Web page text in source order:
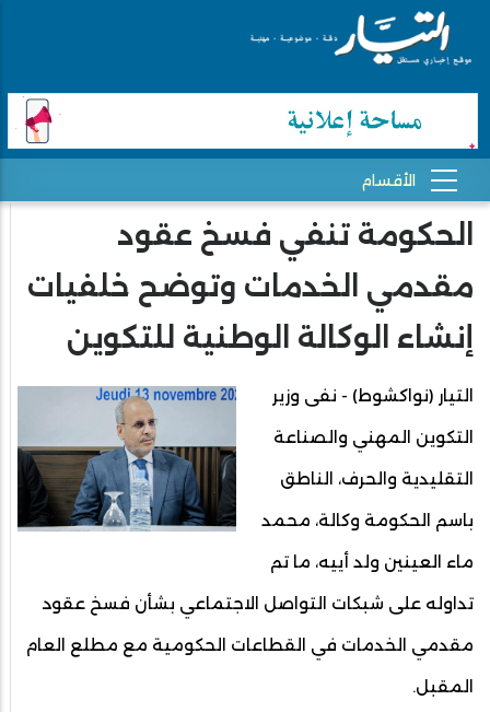
الحكومة تنفي فسخ عقود
مقدمي الخدمات وتوضح خلفيات
إنشاء الوكالة الوطنية للتكوين
التيار (نواكشوط) - نفى وزير
التكوين المهني والصناعة
التقليدية والحرف، الناطق
باسم الحكومة وكالة، محمد
ماء العينين ولد أييه، ما تم
تداوله على شبكات التواصل الاجتماعي بشأن فسخ عقود
مقدمي الخدمات في القطاعات الحكومية مع مطلع العام
المقبل.